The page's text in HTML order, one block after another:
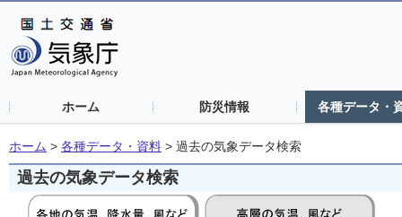
ホーム 防災情報 各種データ・
ホーム > 各種データ・資料 > 過去の気象データ検索
過去の気象データ検索